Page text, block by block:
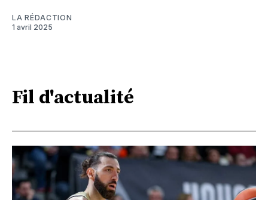
LA RÉDACTION
1 avril 2025
Fil d'actualité